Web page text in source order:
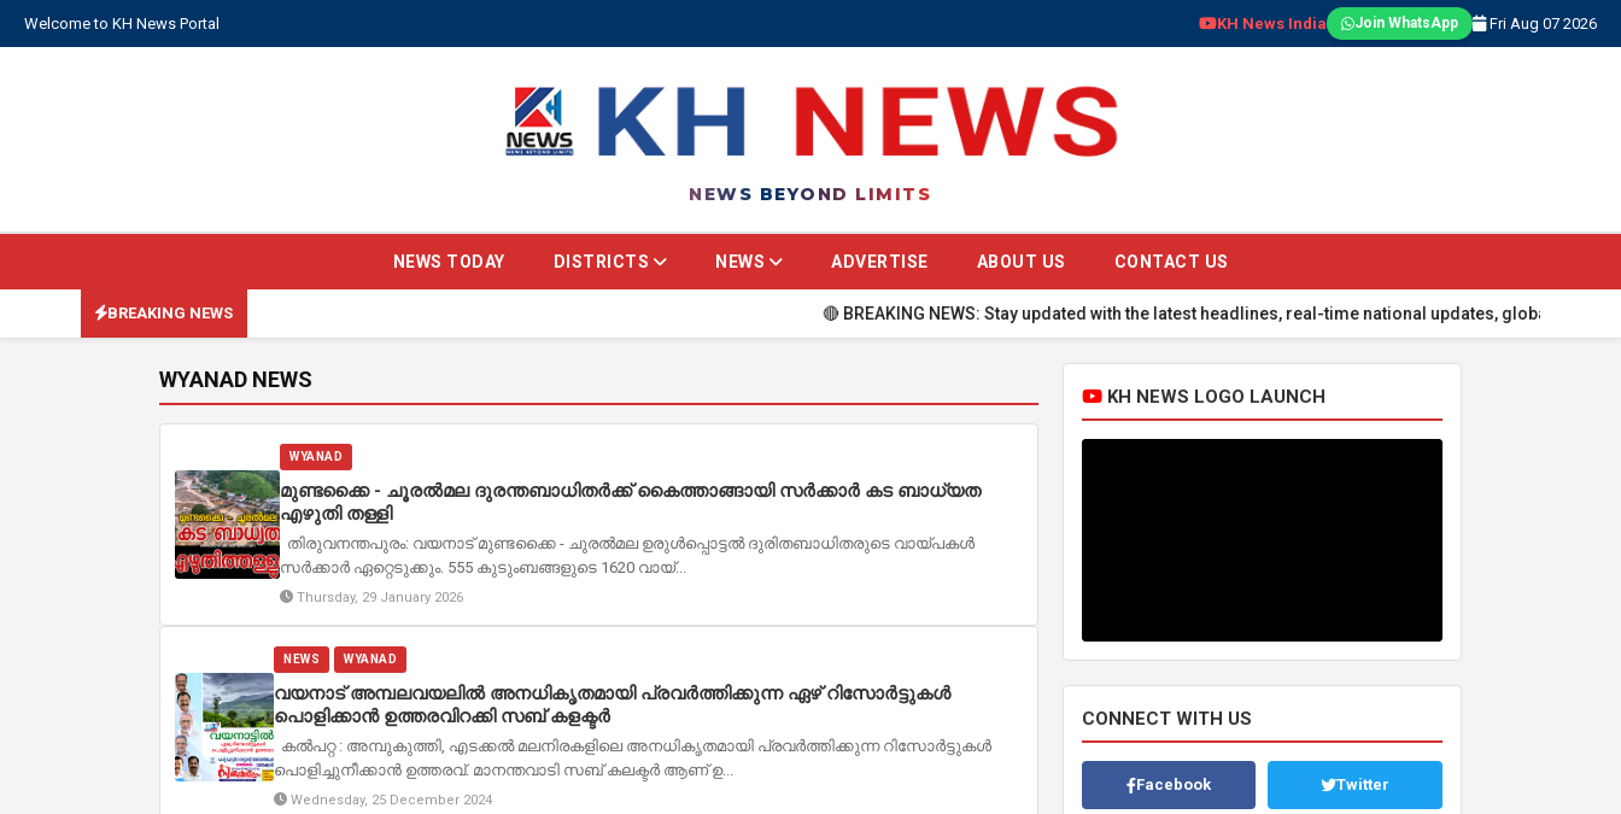
Welcome to KH News Portal KH News India Join WhatsApp Fri Aug 07 2026
NEWS BEYOND LIMITS
NEWS TODAY DISTRICTS NEWS ADVERTISE ABOUT US CONTACT US
BREAKING NEWS 🔴 BREAKING NEWS: Stay updated with the latest headlines, real-time national updates, global events,
WYANAD NEWS
WYANAD
മുണ്ടക്കൈ - ചൂരൽമല ദുരന്തബാധിതർക്ക് കൈത്താങ്ങായി സർക്കാർ കട ബാധ്യത
എഴുതി തള്ളി
തിരുവനന്തപുരം: വയനാട് മുണ്ടക്കൈ - ചുരല്‍മല ഉരുള്‍പ്പൊട്ടല്‍ ദുരിതബാധിതരുടെ വായ്പകള്‍
സര്‍ക്കാര്‍ ഏറ്റെടുക്കും. 555 കുടുംബങ്ങളുടെ 1620 വായ്...
Thursday, 29 January 2026
NEWS WYANAD
വയനാട് അമ്പലവയലിൽ അനധികൃതമായി പ്രവർത്തിക്കുന്ന ഏഴ് റിസോർട്ടുകൾ
പൊളിക്കാൻ ഉത്തരവിറക്കി സബ് കളക്ടർ
കൽപറ്റ : അമ്പുകുത്തി, എടക്കൽ മലനിരകളിലെ അനധികൃതമായി പ്രവർത്തിക്കുന്ന റിസോർട്ടുകൾ
പൊളിച്ചുനീക്കാൻ ഉത്തരവ്. മാനന്തവാടി സബ് കലക്ടർ ആണ് ഉ...
Wednesday, 25 December 2024
KH NEWS LOGO LAUNCH
CONNECT WITH US
Facebook Twitter